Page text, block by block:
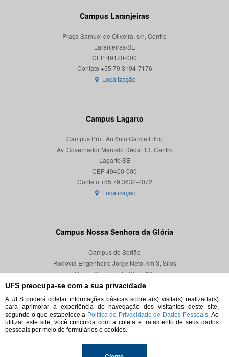
UFS preocupa-se com a sua privacidade
A UFS poderá coletar informações básicas sobre a(s) visita(s) realizada(s)
para aprimorar a experiência de navegação dos visitantes deste site,
segundo o que estabelece a Política de Privacidade de Dados Pessoais. Ao
utilizar este site, você concorda com a coleta e tratamento de seus dados
pessoais por meio de formulários e cookies.
Campus Laranjeiras
Praça Samuel de Oliveira, s/n, Centro
Laranjeiras/SE
CEP 49170-000
Localização
Campus Lagarto
Campus Prof. Antônio Garcia Filho
Av. Governador Marcelo Déda, 13, Centro
Lagarto/SE
CEP 49400-000
Localização
Campus Nossa Senhora da Glória
Campus do Sertão
Rodovia Engenheiro Jorge Neto, km 3, Silos
Nossa Senhora da Glória/SE
CEP 49680-000
Localização